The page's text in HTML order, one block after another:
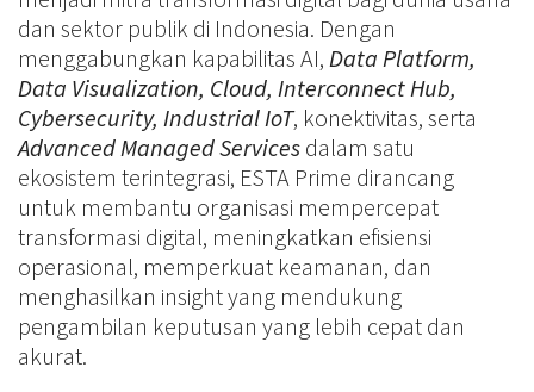
dan sektor publik di Indonesia. Dengan
menggabungkan kapabilitas AI, Data Platform,
Data Visualization, Cloud, Interconnect Hub,
Cybersecurity, Industrial IoT, konektivitas, serta
Advanced Managed Services dalam satu
ekosistem terintegrasi, ESTA Prime dirancang
untuk membantu organisasi mempercepat
transformasi digital, meningkatkan efisiensi
operasional, memperkuat keamanan, dan
menghasilkan insight yang mendukung
pengambilan keputusan yang lebih cepat dan
akurat.